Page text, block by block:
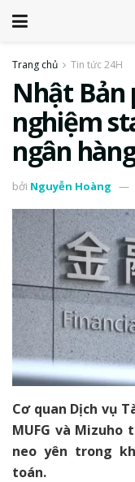
Trang chủ Tin tức 24H
Nhật
nghiệm
ngân
bởi Nguyễn Hoàng
Cơ quan Dịch vụ
MUFG và
neo yên trong
toán.